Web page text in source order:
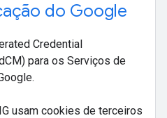
do Google
Credential
para os Serviços de
usam cookies de terceiros